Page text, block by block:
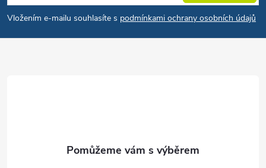
Vložením e-mailu souhlasíte s podmínkami ochrany osobních údajů